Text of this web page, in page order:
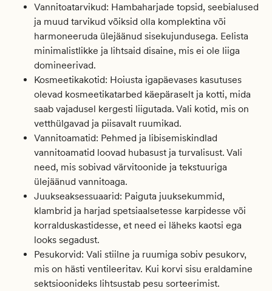
Vannitoatarvikud: Hambaharjade topsid, seebialused
ja muud tarvikud võiksid olla komplektina või
harmoneeruda ülejäänud sisekujundusega. Eelista
minimalistlikke ja lihtsaid disaine, mis ei ole liiga
domineerivad.
Kosmeetikakotid: Hoiusta igapäevases kasutuses
olevad kosmeetikatarbed käepäraselt ja kotti, mida
saab vajadusel kergesti liigutada. Vali kotid, mis on
vetthülgavad ja piisavalt ruumikad.
Vannitoamatid: Pehmed ja libisemiskindlad
vannitoamatid loovad hubasust ja turvalisust. Vali
need, mis sobivad värvitoonide ja tekstuuriga
ülejäänud vannitoaga.
Juukseaksessuaarid: Paiguta juuksekummid,
klambrid ja harjad spetsiaalsetesse karpidesse või
korralduskastidesse, et need ei läheks kaotsi ega
looks segadust.
Pesukorvid: Vali stiilne ja ruumiga sobiv pesukorv,
mis on hästi ventileeritav. Kui korvi sisu eraldamine
sektsioonideks lihtsustab pesu sorteerimist.